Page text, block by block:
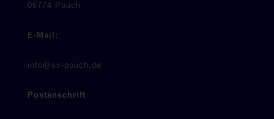
06774 Pouch
E-Mail:
info@sv-pouch.de
Postanschrift